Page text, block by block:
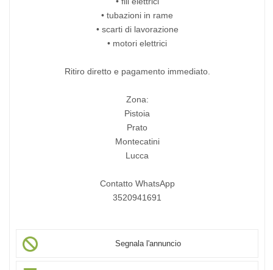
• tubazioni in rame
• scarti di lavorazione
• motori elettrici
Ritiro diretto e pagamento immediato.
Zona:
Pistoia
Prato
Montecatini
Lucca
Contatto WhatsApp
3520941691
Segnala l'annuncio